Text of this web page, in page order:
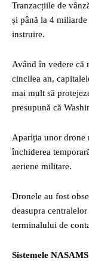
Tranzacțiile de
și până la 4
instruire.
Având în vedere că
cincilea an,
mai mult să
presupună că
Apariția unor drone
închiderea
aeriene militare.
Dronele au fost
deasupra
terminalului de
Sistemele